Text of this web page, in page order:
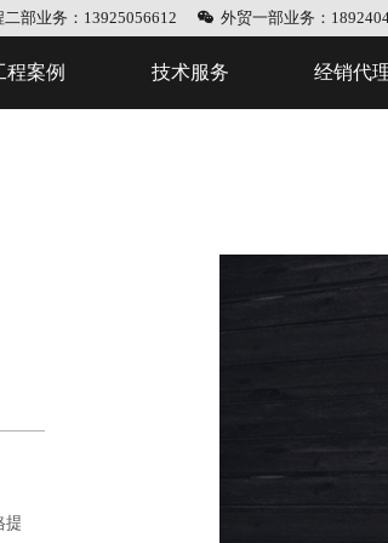
二部业务：13925056612 外贸一部业务：
程案例 技术服务 经销代
升